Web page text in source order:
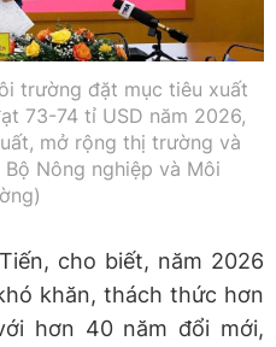
trường đặt mục tiêu xuất
73-74 tỉ USD năm 2026,
mở rộng thị trường và
Nông nghiệp và Môi
cho biết, năm 2026
khăn, thách thức hơn
hơn 40 năm đổi mới,